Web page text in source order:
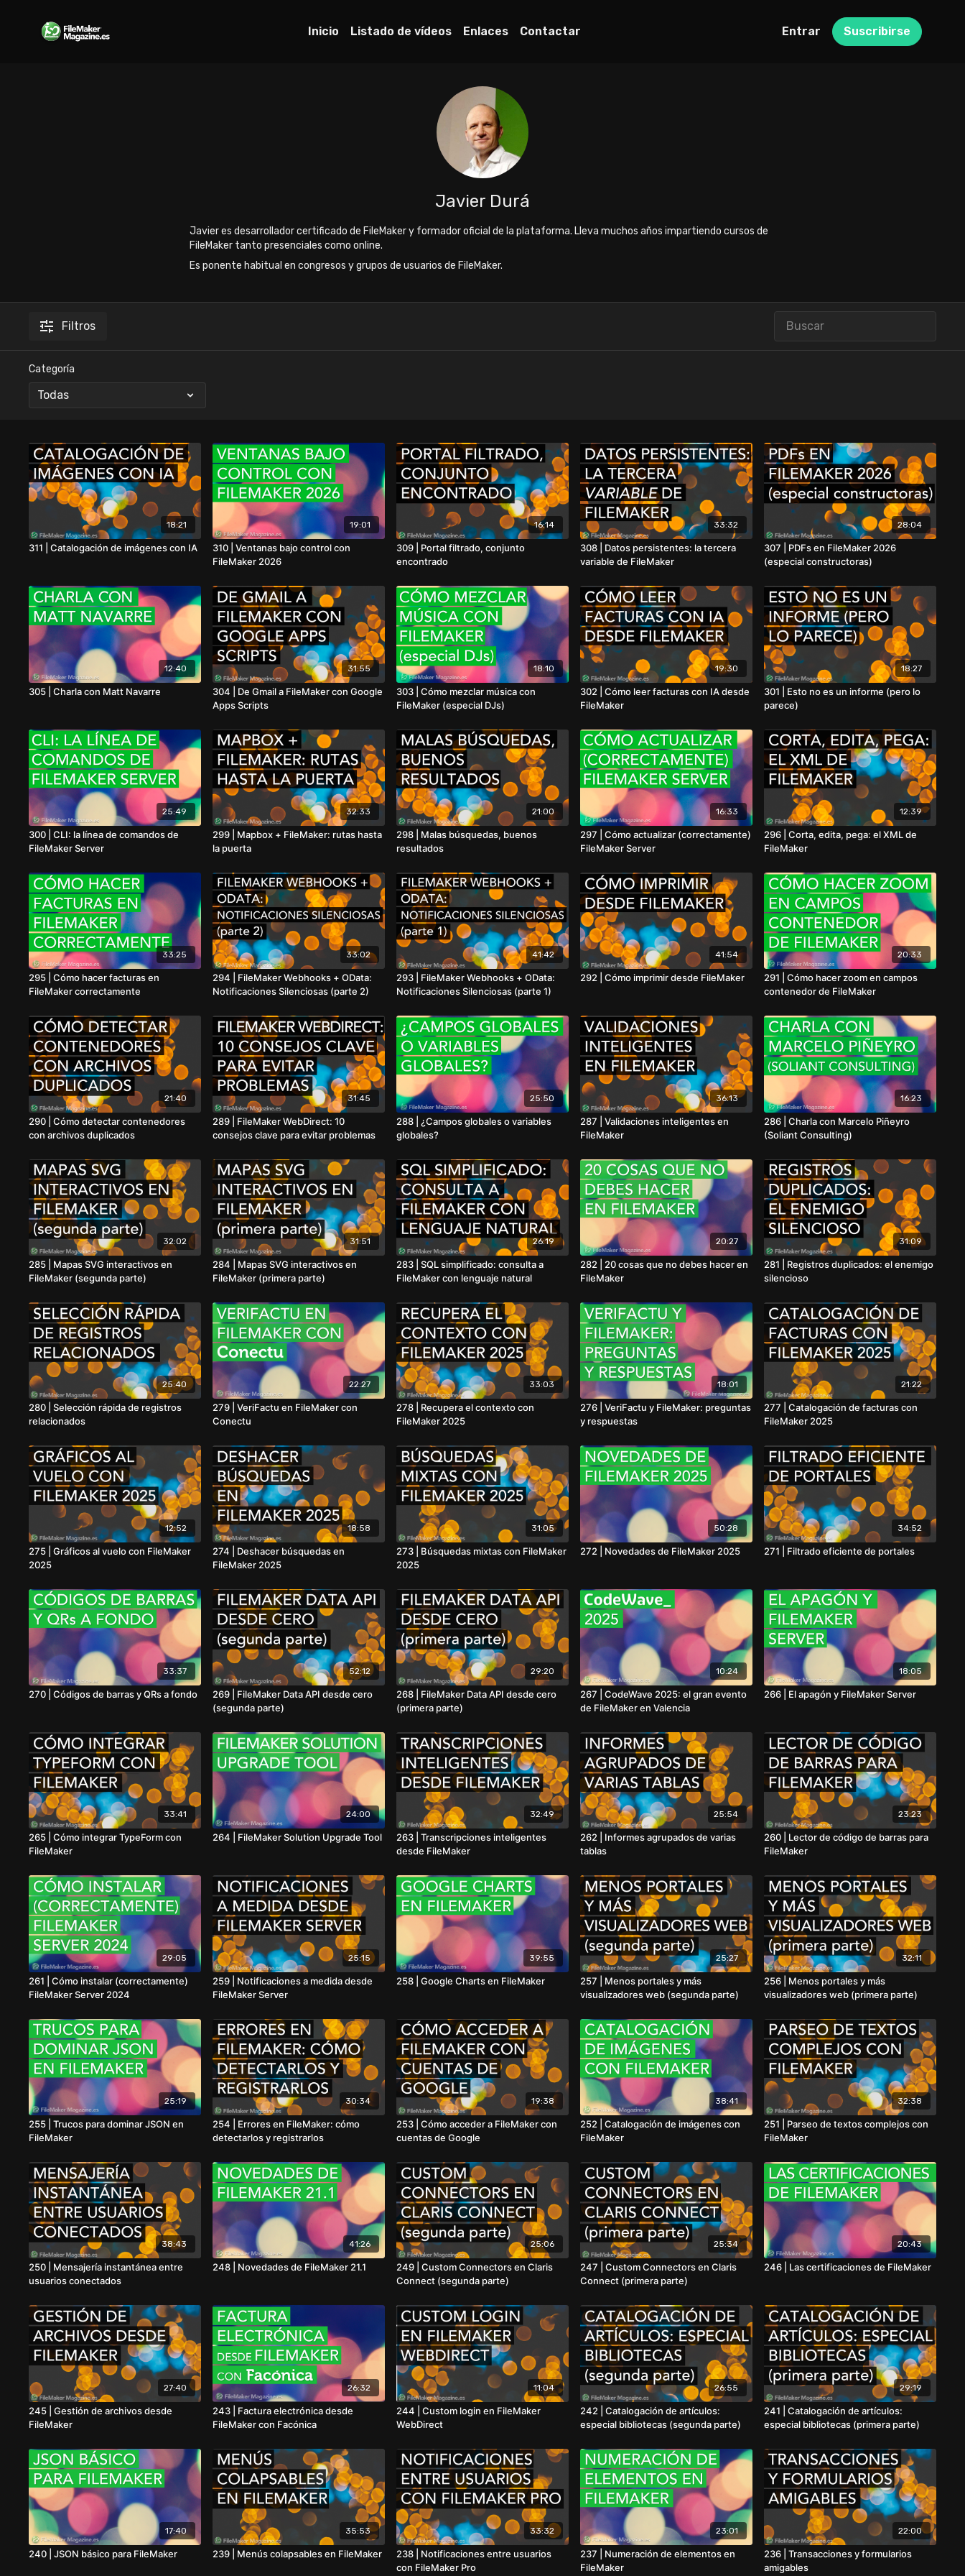
Inicio Listado de vídeos Enlaces Contactar Entrar Suscribirse
Javier Durá
Javier es desarrollador certificado de FileMaker y formador oficial de la plataforma. Lleva muchos años impartiendo cursos de
FileMaker tanto presenciales como online.
Es ponente habitual en congresos y grupos de usuarios de FileMaker.
Filtros
Categoría
18:21
311 | Catalogación de imágenes con IA
19:01
310 | Ventanas bajo control con
FileMaker 2026
16:14
309 | Portal filtrado, conjunto
encontrado
33:32
308 | Datos persistentes: la tercera
variable de FileMaker
28:04
307 | PDFs en FileMaker 2026
(especial constructoras)
12:40
305 | Charla con Matt Navarre
31:55
304 | De Gmail a FileMaker con Google
Apps Scripts
18:10
303 | Cómo mezclar música con
FileMaker (especial DJs)
19:30
302 | Cómo leer facturas con IA desde
FileMaker
18:27
301 | Esto no es un informe (pero lo
parece)
25:49
300 | CLI: la línea de comandos de
FileMaker Server
32:33
299 | Mapbox + FileMaker: rutas hasta
la puerta
21:00
298 | Malas búsquedas, buenos
resultados
16:33
297 | Cómo actualizar (correctamente)
FileMaker Server
12:39
296 | Corta, edita, pega: el XML de
FileMaker
33:25
295 | Cómo hacer facturas en
FileMaker correctamente
33:02
294 | FileMaker Webhooks + OData:
Notificaciones Silenciosas (parte 2)
41:42
293 | FileMaker Webhooks + OData:
Notificaciones Silenciosas (parte 1)
41:54
292 | Cómo imprimir desde FileMaker
20:33
291 | Cómo hacer zoom en campos
contenedor de FileMaker
21:40
290 | Cómo detectar contenedores
con archivos duplicados
31:45
289 | FileMaker WebDirect: 10
consejos clave para evitar problemas
25:50
288 | ¿Campos globales o variables
globales?
36:13
287 | Validaciones inteligentes en
FileMaker
16:23
286 | Charla con Marcelo Piñeyro
(Soliant Consulting)
32:02
285 | Mapas SVG interactivos en
FileMaker (segunda parte)
31:51
284 | Mapas SVG interactivos en
FileMaker (primera parte)
26:19
283 | SQL simplificado: consulta a
FileMaker con lenguaje natural
20:27
282 | 20 cosas que no debes hacer en
FileMaker
31:09
281 | Registros duplicados: el enemigo
silencioso
25:40
280 | Selección rápida de registros
relacionados
22:27
279 | VeriFactu en FileMaker con
Conectu
33:03
278 | Recupera el contexto con
FileMaker 2025
18:01
276 | VeriFactu y FileMaker: preguntas
y respuestas
21:22
277 | Catalogación de facturas con
FileMaker 2025
12:52
275 | Gráficos al vuelo con FileMaker
2025
18:58
274 | Deshacer búsquedas en
FileMaker 2025
31:05
273 | Búsquedas mixtas con FileMaker
2025
50:28
272 | Novedades de FileMaker 2025
34:52
271 | Filtrado eficiente de portales
33:37
270 | Códigos de barras y QRs a fondo
52:12
269 | FileMaker Data API desde cero
(segunda parte)
29:20
268 | FileMaker Data API desde cero
(primera parte)
10:24
267 | CodeWave 2025: el gran evento
de FileMaker en Valencia
18:05
266 | El apagón y FileMaker Server
33:41
265 | Cómo integrar TypeForm con
FileMaker
24:00
264 | FileMaker Solution Upgrade Tool
32:49
263 | Transcripciones inteligentes
desde FileMaker
25:54
262 | Informes agrupados de varias
tablas
23:23
260 | Lector de código de barras para
FileMaker
29:05
261 | Cómo instalar (correctamente)
FileMaker Server 2024
25:15
259 | Notificaciones a medida desde
FileMaker Server
39:55
258 | Google Charts en FileMaker
25:27
257 | Menos portales y más
visualizadores web (segunda parte)
32:11
256 | Menos portales y más
visualizadores web (primera parte)
25:19
255 | Trucos para dominar JSON en
FileMaker
30:34
254 | Errores en FileMaker: cómo
detectarlos y registrarlos
19:38
253 | Cómo acceder a FileMaker con
cuentas de Google
38:41
252 | Catalogación de imágenes con
FileMaker
32:38
251 | Parseo de textos complejos con
FileMaker
38:43
250 | Mensajería instantánea entre
usuarios conectados
41:26
248 | Novedades de FileMaker 21.1
25:06
249 | Custom Connectors en Claris
Connect (segunda parte)
25:34
247 | Custom Connectors en Claris
Connect (primera parte)
20:43
246 | Las certificaciones de FileMaker
27:40
245 | Gestión de archivos desde
FileMaker
26:32
243 | Factura electrónica desde
FileMaker con Facónica
11:04
244 | Custom login en FileMaker
WebDirect
26:55
242 | Catalogación de artículos:
especial bibliotecas (segunda parte)
29:19
241 | Catalogación de artículos:
especial bibliotecas (primera parte)
17:40
240 | JSON básico para FileMaker
35:53
239 | Menús colapsables en FileMaker
33:32
238 | Notificaciones entre usuarios
con FileMaker Pro
23:01
237 | Numeración de elementos en
FileMaker
22:00
236 | Transacciones y formularios
amigables